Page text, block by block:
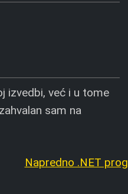
izvedbi, već i u tome
sam na
Napredno .NET